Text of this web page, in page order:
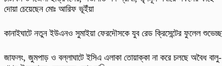
দোয়া চেয়েছেন মোঃ আরিফ ভূইঁয়া
কানাইঘাটে নতুন ইউএনও সুমাইয়া ফেরদৌসকে যুব রেড ক্রিসেন্টের ফুলেল
​জাফলং, জুমপাড় ও বল্লাঘাটে ইসিএ এলাকা তোয়াক্কা না করে চলছে অবৈধ বালু-